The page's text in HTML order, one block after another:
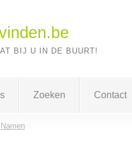
BIJ U IN DE BUURT!
Zoeken Contact
Namen